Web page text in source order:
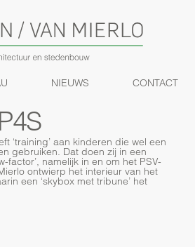
NIEUWS CONTACT
‘training’ aan kinderen die wel een
gebruiken. Dat doen zij in een
factor’, namelijk in en om het PSV-
ontwierp het interieur van het
een ‘skybox met tribune’ het